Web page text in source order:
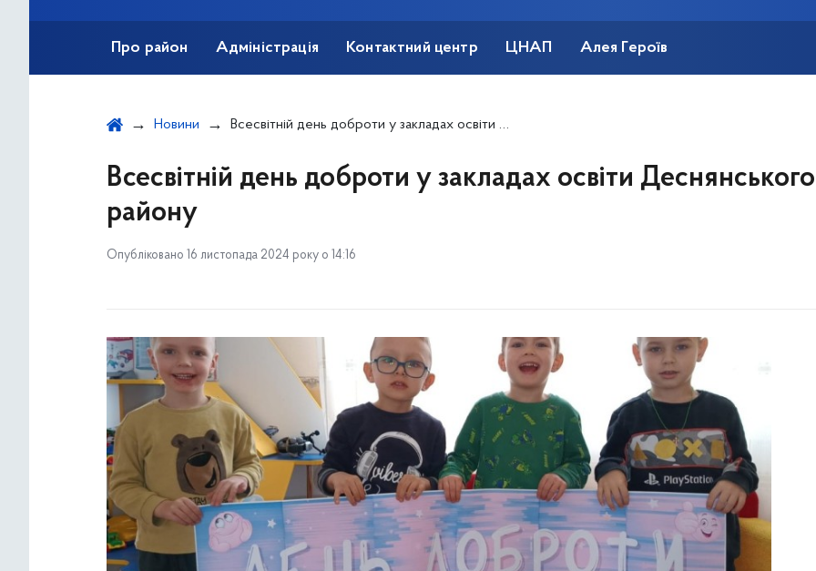
Про район Адміністрація Контактний центр ЦНАП Алея Героїв
Новини Всесвітній день доброти у закладах освіти Деснянського району
Всесвітній день доброти у закладах освіти Деснянського
району
Опубліковано 16 листопада 2024 року о 14:16